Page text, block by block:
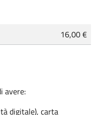
16,00 €
avere:
digitale), carta